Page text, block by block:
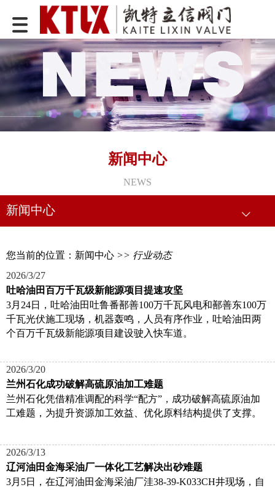
新闻中心
NEWS
新闻中心
您当前的位置： 新闻中心 >> 行业动态
2026/3/27
吐哈油田百万千瓦级新能源项目提速攻坚
3月24日，吐哈油田吐鲁番鄯善100万千瓦风电和鄯善东100万
千瓦光伏施工现场，机器轰鸣，人员有序作业，吐哈油田两
个百万千瓦级新能源项目建设驶入快车道。
2026/3/20
兰州石化成功破解高硫原油加工难题
兰州石化凭借精准调配的科学“配方”，成功破解高硫原油加
工难题，为提升资源加工效益、优化原料结构提供了支撑。
2026/3/13
辽河油田金海采油厂一体化工艺解决出砂难题
3月5日，在辽河油田金海采油厂洼38-39-K033CH井现场，自